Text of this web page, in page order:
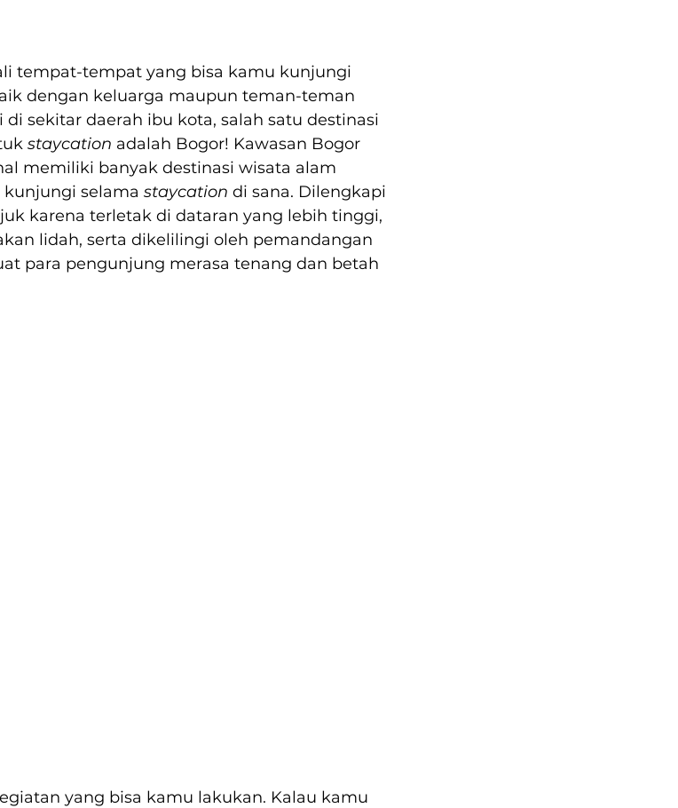
tempat-tempat yang bisa kamu kunjungi
dengan keluarga maupun teman-teman
sekitar daerah ibu kota, salah satu destinasi
staycation adalah Bogor! Kawasan Bogor
memiliki banyak destinasi wisata alam
selama staycation di sana. Dilengkapi
karena terletak di dataran yang lebih tinggi,
lidah, serta dikelilingi oleh pemandangan
para pengunjung merasa tenang dan betah
yang bisa kamu lakukan. Kalau kamu